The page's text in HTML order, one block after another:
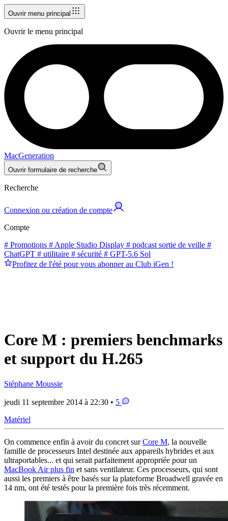
Ouvrir menu principal
Ouvrir le menu principal
MacGeneration
Ouvrir formulaire de recherche
Recherche
Connexion ou création de compte
Compte
# Promotions # Apple Studio Display # podcast sortie de veille #
ChatGPT # utilitaire # sécurité # GPT-5.6 Sol
Profitez de l'été pour vous abonner au Club iGen !
Core M : premiers benchmarks
et support du H.265
Stéphane Moussie
jeudi 11 septembre 2014 à 22:30 • 5
Matériel
On commence enfin à avoir du concret surCore M, la nouvelle
famille de processeurs Intel destinée aux appareils hybrides et aux
ultraportables... et qui serait parfaitement appropriée pour un
MacBook Air plus fin et sans ventilateur. Ces processeurs, qui sont
aussi les premiers à être basés sur la plateforme Broadwell gravée en
14 nm, ont été testés pour la première fois très récemment.